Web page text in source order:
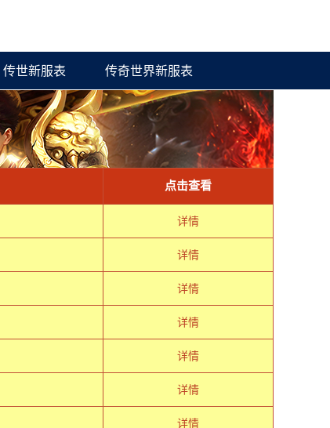
传世新服表 传奇世界新服表
点击查看
详情
详情
详情
详情
详情
详情
详情